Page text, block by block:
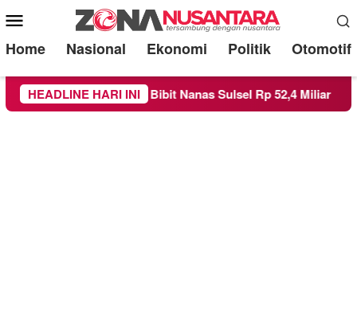
Mobile
Menu
Home Nasional Ekonomi Politik Otomotif
HEADLINE HARI INI
Bibit Nanas Sulsel Rp 52,4 Miliar Pemkot Malang